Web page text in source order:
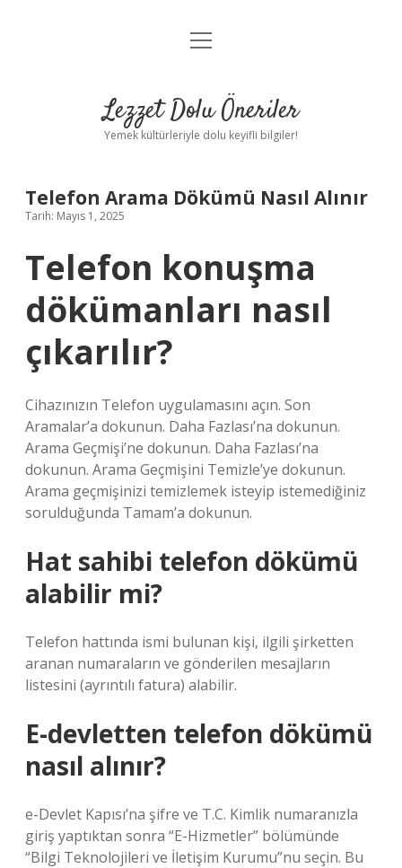
Anasayfa
Yasal Uyarı
menüyü
Lezzet Dolu Öneriler
Yemek kültürleriyle dolu keyifli bilgiler!
Telefon Arama Dökümü Nasıl Alınır
Tarih: Mayıs 1, 2025
Telefon konuşma
dökümanları nasıl
çıkarılır?
Cihazınızın Telefon uygulamasını açın. Son
Aramalar’a dokunun. Daha Fazlası’na dokunun.
Arama Geçmişi’ne dokunun. Daha Fazlası’na
dokunun. Arama Geçmişini Temizle’ye dokunun.
Arama geçmişinizi temizlemek isteyip istemediğiniz
sorulduğunda Tamam’a dokunun.
Hat sahibi telefon dökümü
alabilir mi?
Telefon hattında ismi bulunan kişi, ilgili şirketten
aranan numaraların ve gönderilen mesajların
listesini (ayrıntılı fatura) alabilir.
E-devletten telefon dökümü
nasıl alınır?
e-Devlet Kapısı’na şifre ve T.C. Kimlik numaranızla
giriş yaptıktan sonra “E-Hizmetler” bölümünde
“Bilgi Teknolojileri ve İletişim Kurumu”nu seçin. Bu